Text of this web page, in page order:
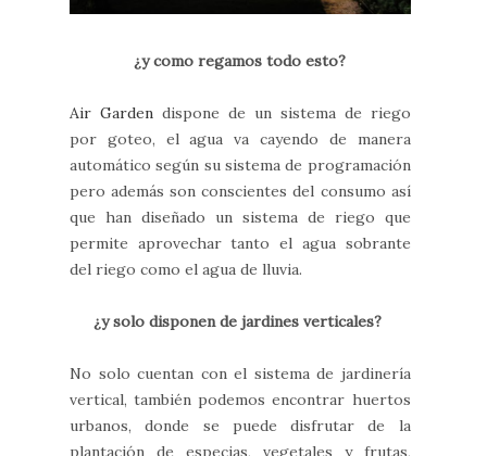
¿y como regamos todo esto?
Air Gardendispone de un sistema de riego
por goteo, el agua va cayendo de manera
automático según su sistema de programación
pero además son conscientes del consumo así
que han diseñado un sistema de riego que
permite aprovechar tanto el agua sobrante
del riego como el agua de lluvia.
¿y solo disponen de jardines verticales?
No solo cuentan con el sistema de jardinería
vertical, también podemos encontrar huertos
urbanos, donde se puede disfrutar de la